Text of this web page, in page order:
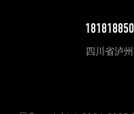
四川省泸